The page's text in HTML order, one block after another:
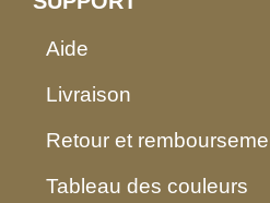
Aide
Livraison
Retour et
Tableau des couleurs